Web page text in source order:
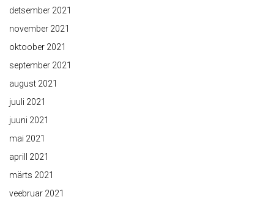
detsember 2021
november 2021
oktoober 2021
september 2021
august 2021
juuli 2021
juuni 2021
mai 2021
aprill 2021
märts 2021
veebruar 2021